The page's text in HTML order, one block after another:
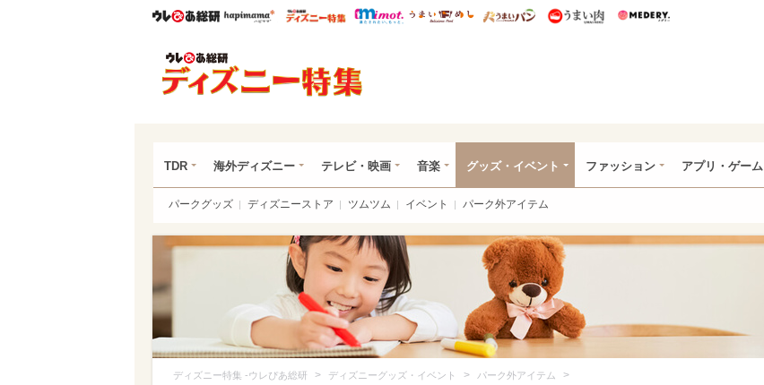
ウレぴあ総研ハピママ* ウレぴあ総研 ディズニー特集
mimot. うまいめし うまいパン うまい肉
TDR 海外ディズニー テレビ・映画 音楽 グッズ・イベント ファッション アプリ・ゲーム
パークグッズ ディズニーストア ツムツム イベント パーク外アイテム
ディズニー特集 -ウレぴあ総研 > ディズニーグッズ・イベント > パーク外アイテム >